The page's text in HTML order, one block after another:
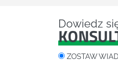
Dowiedz
ZOSTAW